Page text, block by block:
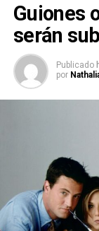
Guiones
serán
Publicado
por